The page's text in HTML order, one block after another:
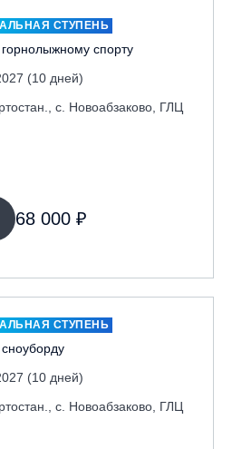
с. Новоабзаково, ГЛЦ
парк под мостом Бетанкура
СТУПЕНЬ
спорту
(10 дней)
с. Новоабзаково, ГЛЦ
68 000 ₽
СТУПЕНЬ
(10 дней)
с. Новоабзаково, ГЛЦ